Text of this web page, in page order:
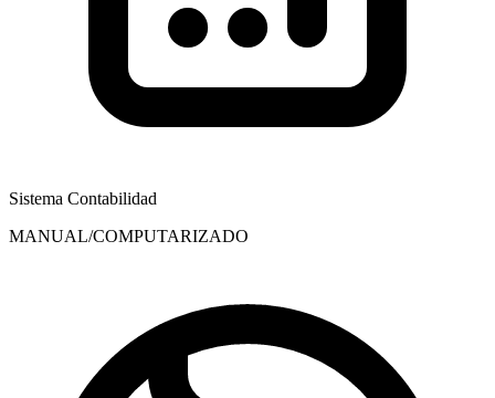
Sistema Contabilidad
MANUAL/COMPUTARIZADO